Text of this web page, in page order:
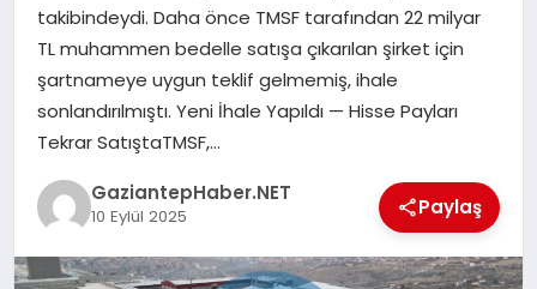
SPOR
SIYASET
DIĞER
takibindeydi. Daha önce TMSF tarafından 22 milyar
TL muhammen bedelle satışa çıkarılan şirket için
şartnameye uygun teklif gelmemiş, ihale
sonlandırılmıştı. Yeni İhale Yapıldı — Hisse Payları
Tekrar SatıştaTMSF,…
GaziantepHaber.NET
10 Eylül 2025 Paylaş